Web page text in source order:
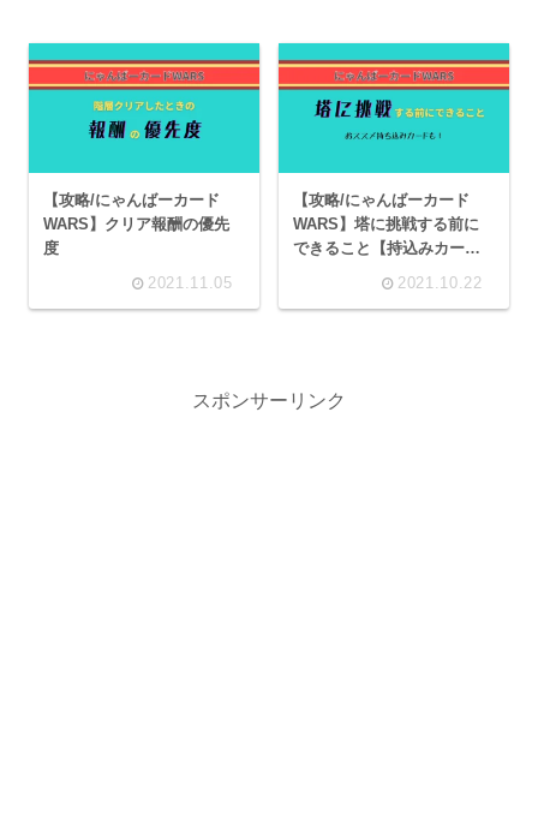
【攻略/にゃんばーカード
WARS】クリア報酬の優先
度
2021.11.05
【攻略/にゃんばーカード
WARS】塔に挑戦する前に
できること【持込みカード
2021.10.22
スポンサーリンク